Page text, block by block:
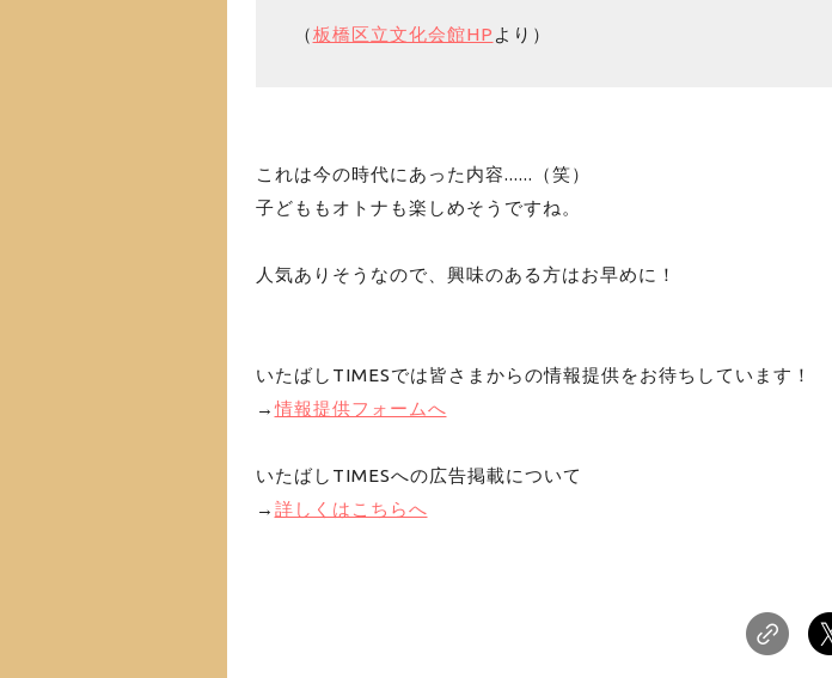
（板橋区立文化会館HP より）
これは今の時代にあった内容......（笑）
子どももオトナも楽しめそうですね。
人気ありそうなので、興味のある方はお早めに！
いたばしTIMESでは皆さまからの情報提供をお待ちしています！
→情報提供フォームへ
いたばしTIMESへの広告掲載について
→ 詳しくはこちらへ